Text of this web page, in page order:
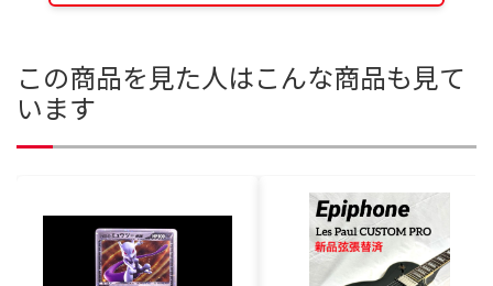
この商品を見た人はこんな商品も見て
います